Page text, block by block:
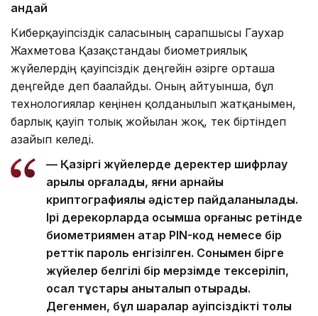
қандай
Киберқауіпсіздік саласының сарапшысы Гаухар
Жахметова Қазақстандағы биометриялық
жүйелердің қауіпсіздік деңгейін әзірге орташа
деңгейде деп бағалайды. Оның айтуынша, бұл
технологиялар кеңінен қолданылып жатқанымен,
барлық қауіп толық жойылған жоқ, тек біртіндеп
азайып келеді.
— Қазіргі жүйелерде деректер шифрлау
арқылы қорғалады, яғни арнайы
криптографиялық әдістер пайдаланылады.
Ірі дерекқорларда қосымша қорғаныс ретінде
биометриямен қатар PIN-код немесе бір
реттік пароль енгізілген. Сонымен бірге
жүйелер белгілі бір мерзімде тексеріліп,
осал тұстары анықталып отырады.
Дегенмен, бұл шаралар қауіпсіздікті толық